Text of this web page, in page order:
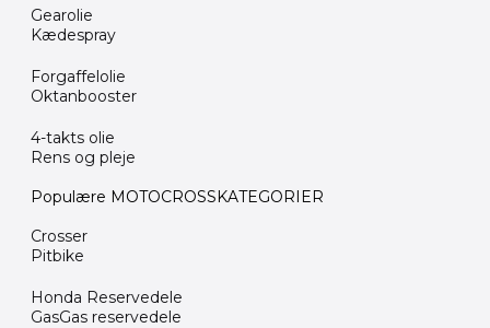
Gearolie
Kædespray
Forgaffelolie
Oktanbooster
4-takts olie
Rens og pleje
Populære MOTOCROSSKATEGORIER
Crosser
Pitbike
Honda Reservedele
GasGas reservedele